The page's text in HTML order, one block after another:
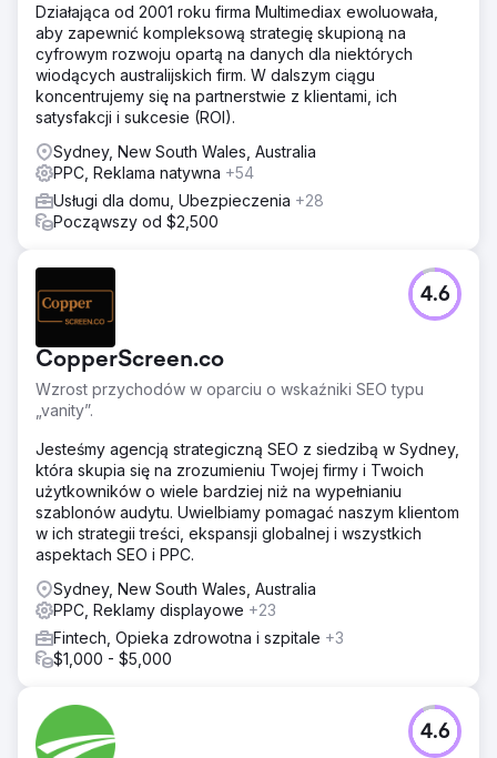
Działająca od 2001 roku firma Multimediax ewoluowała,
aby zapewnić kompleksową strategię skupioną na
cyfrowym rozwoju opartą na danych dla niektórych
wiodących australijskich firm. W dalszym ciągu
koncentrujemy się na partnerstwie z klientami, ich
satysfakcji i sukcesie (ROI).
Sydney, New South Wales, Australia
PPC, Reklama natywna +54
Usługi dla domu, Ubezpieczenia +28
Począwszy od $2,500
CopperScreen.co
Wzrost przychodów w oparciu o wskaźniki SEO typu
„vanity”.
4.6
Jesteśmy agencją strategiczną SEO z siedzibą w Sydney,
która skupia się na zrozumieniu Twojej firmy i Twoich
użytkowników o wiele bardziej niż na wypełnianiu
szablonów audytu. Uwielbiamy pomagać naszym klientom
w ich strategii treści, ekspansji globalnej i wszystkich
aspektach SEO i PPC.
Sydney, New South Wales, Australia
PPC, Reklamy displayowe +23
Fintech, Opieka zdrowotna i szpitale +3
$1,000 - $5,000
4.6